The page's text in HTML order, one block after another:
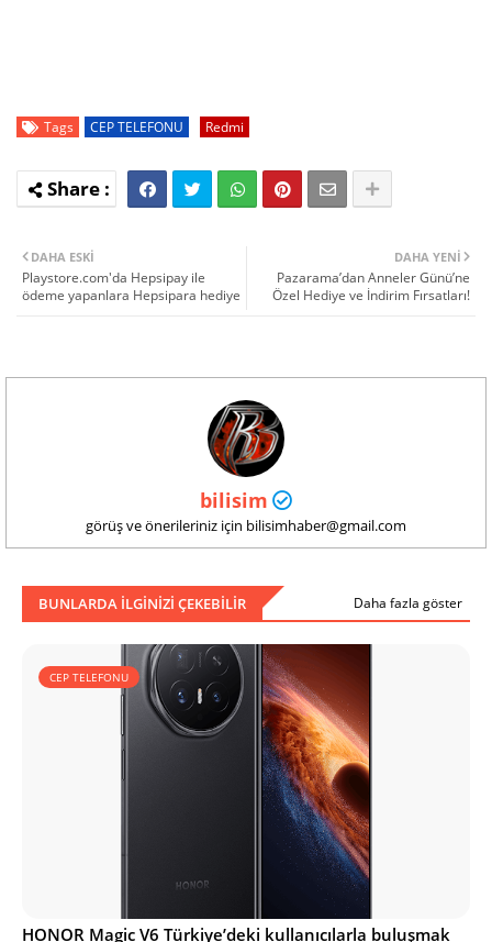
Tags CEP TELEFONU Redmi
DAHA YENI
Pazarama’dan Anneler Günü’ne
Özel Hediye ve İndirim Fırsatları!
DAHA ESKI
Playstore.com'da Hepsipay ile
ödeme yapanlara Hepsipara hediye
bilisim
görüş ve önerileriniz için bilisimhaber@gmail.com
BUNLARDA ILGINIZI ÇEKEBILIR Daha fazla göster
CEP TELEFONU
HONOR Magic V6 Türkiye’deki kullanıcılarla buluşmak